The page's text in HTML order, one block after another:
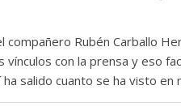
compañero Rubén Carballo
vínculos con la prensa y eso
salido cuanto se ha visto en
de
La
Villuendas
21 septiembre,